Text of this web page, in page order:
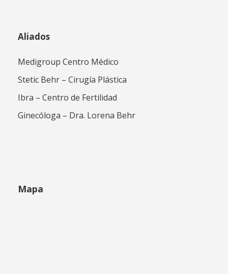
Aliados
Medigroup Centro Médico
Stetic Behr – Cirugía Plástica
Ibra – Centro de Fertilidad
Ginecóloga – Dra. Lorena Behr
Mapa